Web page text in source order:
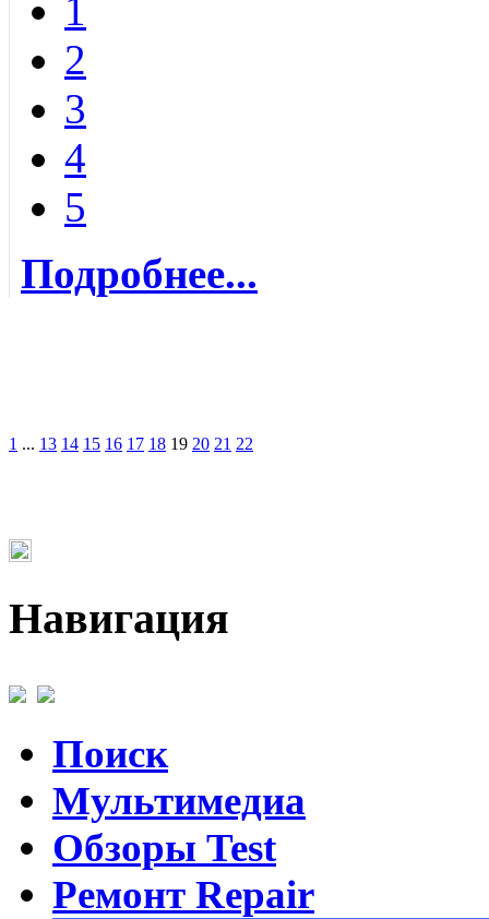
1
2
3
4
5
Подробнее...
1 ... 13 14 15 16 17 18 19 20 21 22
Навигация
Поиск
Мультимедиа
Обзоры Test
Ремонт Repair